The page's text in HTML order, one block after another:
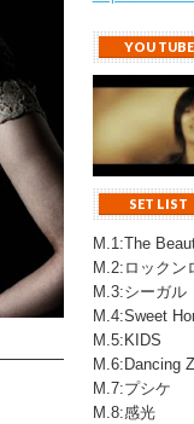
YOU TUBE
SET LIST
M.1:The
M.2:ロックン
M.3:シーガル
M.4:Sweet
M.5:KIDS
M.6:Dancing
M.7:プシケ
M.8:感光